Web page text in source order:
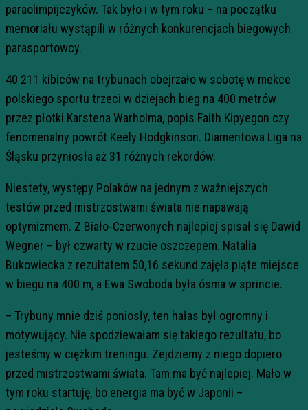
paraolimpijczyków. Tak było i w tym roku – na początku
memoriału wystąpili w różnych konkurencjach biegowych
parasportowcy.
40 211 kibiców na trybunach obejrzało w sobotę w mekce
polskiego sportu trzeci w dziejach bieg na 400 metrów
przez płotki Karstena Warholma, popis Faith Kipyegon czy
fenomenalny powrót Keely Hodgkinson. Diamentowa Liga na
Śląsku przyniosła aż 31 różnych rekordów.
Niestety, występy Polaków na jednym z ważniejszych
testów przed mistrzostwami świata nie napawają
optymizmem. Z Biało-Czerwonych najlepiej spisał się Dawid
Wegner – był czwarty w rzucie oszczepem. Natalia
Bukowiecka z rezultatem 50,16 sekund zajęła piąte miejsce
w biegu na 400 m, a Ewa Swoboda była ósma w sprincie.
– Trybuny mnie dziś poniosły, ten hałas był ogromny i
motywujący. Nie spodziewałam się takiego rezultatu, bo
jesteśmy w ciężkim treningu. Zejdziemy z niego dopiero
przed mistrzostwami świata. Tam ma być najlepiej. Mało w
tym roku startuję, bo energia ma być w Japonii –